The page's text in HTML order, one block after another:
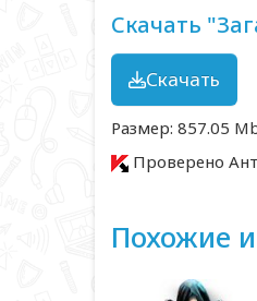
Скачать
Скачать
Размер: 857.05
Проверено
Похожие